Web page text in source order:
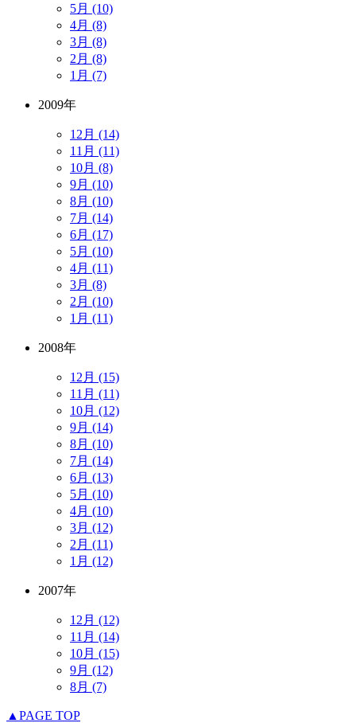
5月 (10)
4月 (8)
3月 (8)
2月 (8)
1月 (7)
2009年
12月 (14)
11月 (11)
10月 (8)
9月 (10)
8月 (10)
7月 (14)
6月 (17)
5月 (10)
4月 (11)
3月 (8)
2月 (10)
1月 (11)
2008年
12月 (15)
11月 (11)
10月 (12)
9月 (14)
8月 (10)
7月 (14)
6月 (13)
5月 (10)
4月 (10)
3月 (12)
2月 (11)
1月 (12)
2007年
12月 (12)
11月 (14)
10月 (15)
9月 (12)
8月 (7)
▲PAGE TOP